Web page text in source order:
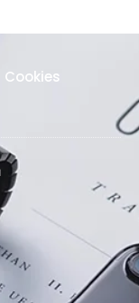
Cookies